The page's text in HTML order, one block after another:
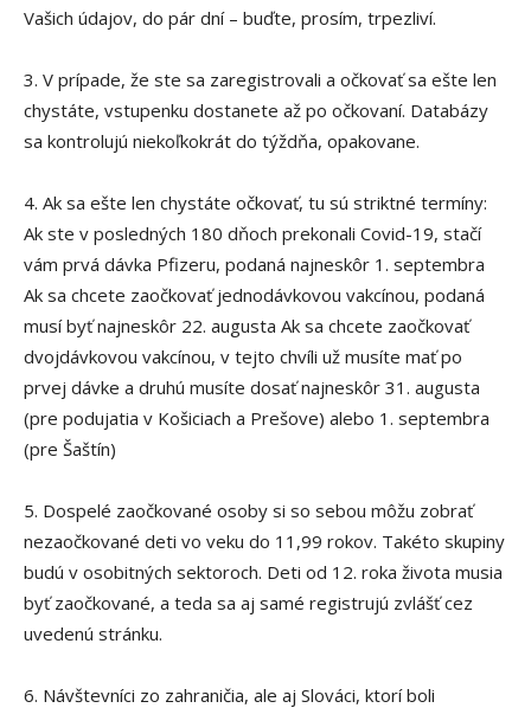
Vašich údajov, do pár dní – buďte, prosím, trpezliví.
3. V prípade, že ste sa zaregistrovali a očkovať sa ešte len
chystáte, vstupenku dostanete až po očkovaní. Databázy
sa kontrolujú niekoľkokrát do týždňa, opakovane.
4. Ak sa ešte len chystáte očkovať, tu sú striktné termíny:
Ak ste v posledných 180 dňoch prekonali Covid-19, stačí
vám prvá dávka Pfizeru, podaná najneskôr 1. septembra
Ak sa chcete zaočkovať jednodávkovou vakcínou, podaná
musí byť najneskôr 22. augusta Ak sa chcete zaočkovať
dvojdávkovou vakcínou, v tejto chvíli už musíte mať po
prvej dávke a druhú musíte dosať najneskôr 31. augusta
(pre podujatia v Košiciach a Prešove) alebo 1. septembra
(pre Šaštín)
5. Dospelé zaočkované osoby si so sebou môžu zobrať
nezaočkované deti vo veku do 11,99 rokov. Takéto skupiny
budú v osobitných sektoroch. Deti od 12. roka života musia
byť zaočkované, a teda sa aj samé registrujú zvlášť cez
uvedenú stránku.
6. Návštevníci zo zahraničia, ale aj Slováci, ktorí boli